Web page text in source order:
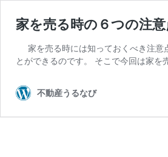
家を売る時の６つの注
家を売る時には知っておくべき注
とができるのです。 そこで今回は家
不動産うるなび